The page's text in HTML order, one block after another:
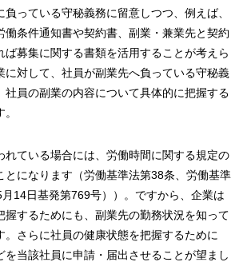
っている守秘義務に留意しつつ、例えば、
働条件通知書や契約書、副業・兼業先と契約
ば募集に関する書類を活用することが考えら
に対して、社員が副業先へ負っている守秘義
社員の副業の内容について具体的に把握する
れている場合には、労働時間に関する規定の
とになります（労働基準法第38条、労働基準
14日基発第769号））。ですから、企業は
握するためにも、副業先の勤務状況を知って
。さらに社員の健康状態を把握するために
を当該社員に申請・届出させることが望まし